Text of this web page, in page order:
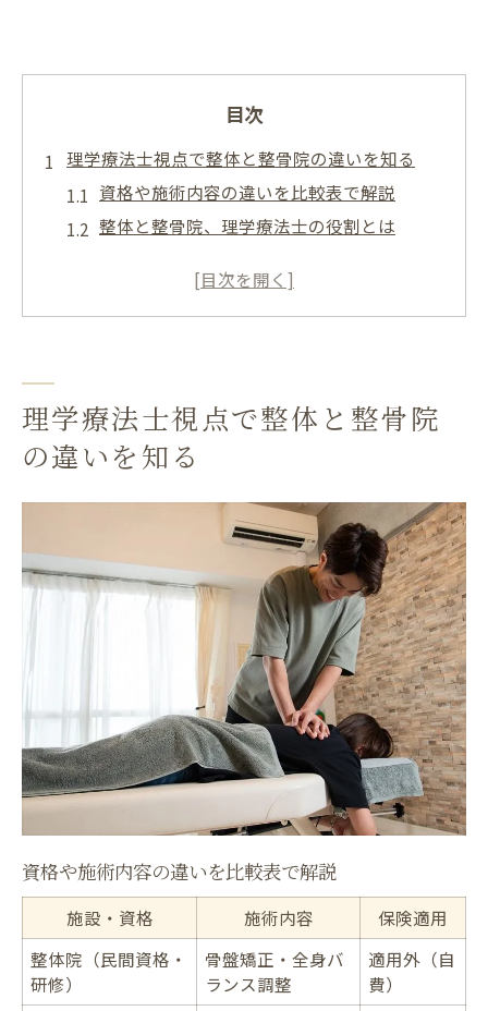
目次
理学療法士視点で整体と整骨院の違いを知る
資格や施術内容の違いを比較表で解説
整体と整骨院、理学療法士の役割とは
慢性症状の整体、急性外傷の整骨院
整体と整骨院、どちらが自分に合う？
安心して選ぶための比較ポイント
悩みに合わせた整体・整骨院の選び方
初めての整体選びなら知っておきたい法的区分
整体と整骨院の法的区分を比較表で確認
施術者の資格と法的な違いを知る
整体院での自費施術の特徴とは
整骨院の保険適用範囲を正しく理解
整体師が使えない言葉と広告規制
慢性的な不調と急性外傷で施術先を見極める方
法
症状別に整体・整骨院の適応を表で比較
慢性痛と急性ケガ、選ぶべき施術先は
整体で改善できる身体の悩み例
整骨院が対応できる症状の特徴
症状ごとに適した施術を選ぶコツ
施術を受ける際の服装や不安もこの記事で解決
理学療法士視点で整体と整骨院
の違いを知る
資格や施術内容の違いを比較表で解説
施設・資格 施術内容
保険適用
整体院（民間資格・
研修）
骨盤矯正・全身バ
ランス調整
適用外（自
費）